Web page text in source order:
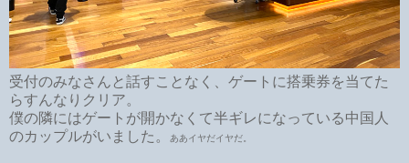
受付のみなさんと話すことなく、ゲートに搭乗券を当てた
らすんなりクリア。
僕の隣にはゲートが開かなくて半ギレになっている中国人
のカップルがいました。
ああイヤだイヤだ。